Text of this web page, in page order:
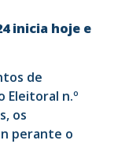
inicia hoje e
de
Eleitoral n.º
os
perante o